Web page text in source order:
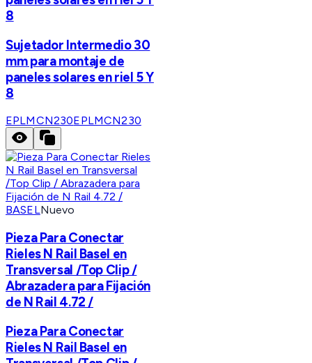
8
Sujetador Intermedio 30
mm para montaje de
paneles solares en riel 5 Y
8
EPLMCN230EPLMCN230
BASELNuevo
Pieza Para Conectar
Rieles N Rail Basel en
Transversal /Top Clip /
Abrazadera para Fijación
de N Rail 4.72 /
Pieza Para Conectar
Rieles N Rail Basel en